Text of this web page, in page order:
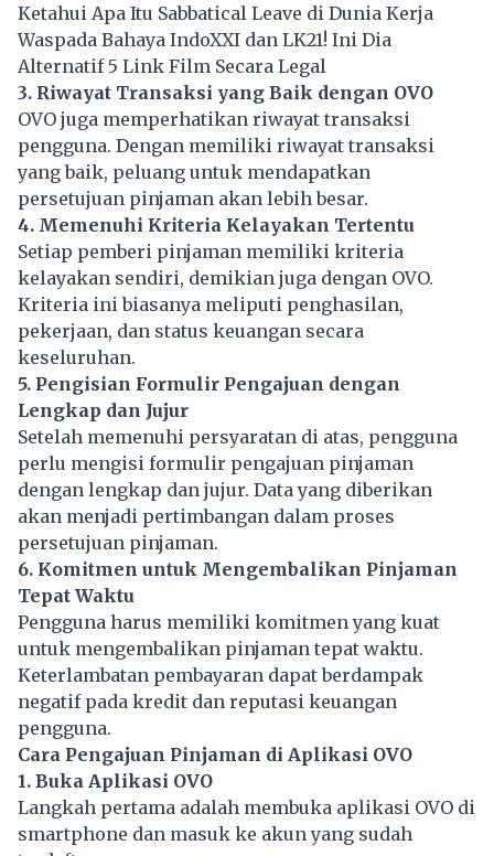
Ketahui Apa Itu Sabbatical Leave di Dunia Kerja
Waspada Bahaya IndoXXI dan LK21! Ini Dia
Alternatif 5 Link Film Secara Legal
3. Riwayat Transaksi yang Baik dengan OVO
OVO juga memperhatikan riwayat transaksi
pengguna. Dengan memiliki riwayat transaksi
yang baik, peluang untuk mendapatkan
persetujuan pinjaman akan lebih besar.
4. Memenuhi Kriteria Kelayakan Tertentu
Setiap pemberi pinjaman memiliki kriteria
kelayakan sendiri, demikian juga dengan OVO.
Kriteria ini biasanya meliputi penghasilan,
pekerjaan, dan status keuangan secara
keseluruhan.
5. Pengisian Formulir Pengajuan dengan
Lengkap dan Jujur
Setelah memenuhi persyaratan di atas, pengguna
perlu mengisi formulir pengajuan pinjaman
dengan lengkap dan jujur. Data yang diberikan
akan menjadi pertimbangan dalam proses
persetujuan pinjaman.
6. Komitmen untuk Mengembalikan Pinjaman
Tepat Waktu
Pengguna harus memiliki komitmen yang kuat
untuk mengembalikan pinjaman tepat waktu.
Keterlambatan pembayaran dapat berdampak
negatif pada kredit dan reputasi keuangan
pengguna.
Cara Pengajuan Pinjaman di Aplikasi OVO
1. Buka Aplikasi OVO
Langkah pertama adalah membuka aplikasi OVO di
smartphone dan masuk ke akun yang sudah